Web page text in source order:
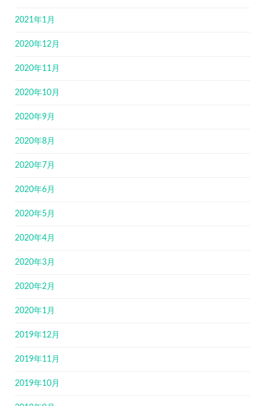
2021年1月
2020年12月
2020年11月
2020年10月
2020年9月
2020年8月
2020年7月
2020年6月
2020年5月
2020年4月
2020年3月
2020年2月
2020年1月
2019年12月
2019年11月
2019年10月